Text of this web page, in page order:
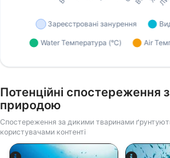
Потенційні спостереження
природою
Спостереження за дикими тваринами
користувачами контенті